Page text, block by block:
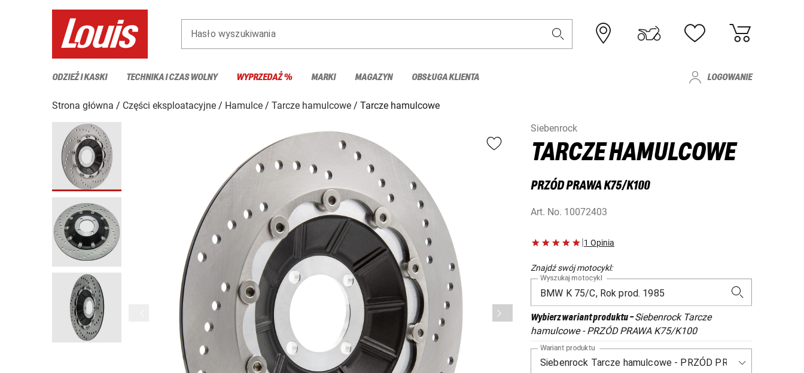
Hasło wyszukiwania
ODZIEŻ I KASKI TECHNIKA I CZAS WOLNY WYPRZEDAŻ % MARKI MAGAZYN OBSŁUGA KLIENTA LOGOWANIE
Strona główna Części eksploatacyjne Hamulce Tarcze hamulcowe
Tarcze hamulcowe
Siebenrock
TARCZE HAMULCOWE
PRZÓD PRAWA K75/K100
Art. No. 10072403
|1 Opinia
Znajdź swój motocykl:
Wyszukaj motocykl
Wybierz wariant produktu-Siebenrock Tarcze
hamulcowe - PRZÓD PRAWA K75/K100
Wariant produktu